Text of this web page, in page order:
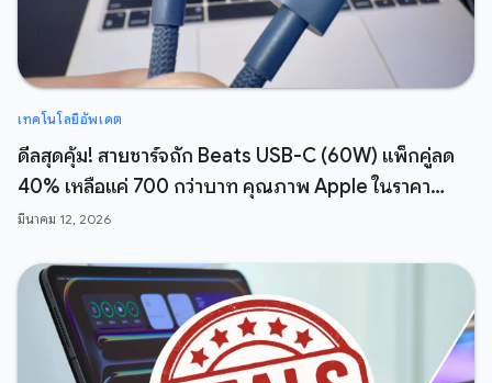
เทคโนโลยีอัพเดต
ดีลสุดคุ้ม! สายชาร์จถัก Beats USB-C (60W) แพ็กคู่ลด
40% เหลือแค่ 700 กว่าบาท คุณภาพ Apple ในราคา
สบายกระเป๋า
มีนาคม 12, 2026